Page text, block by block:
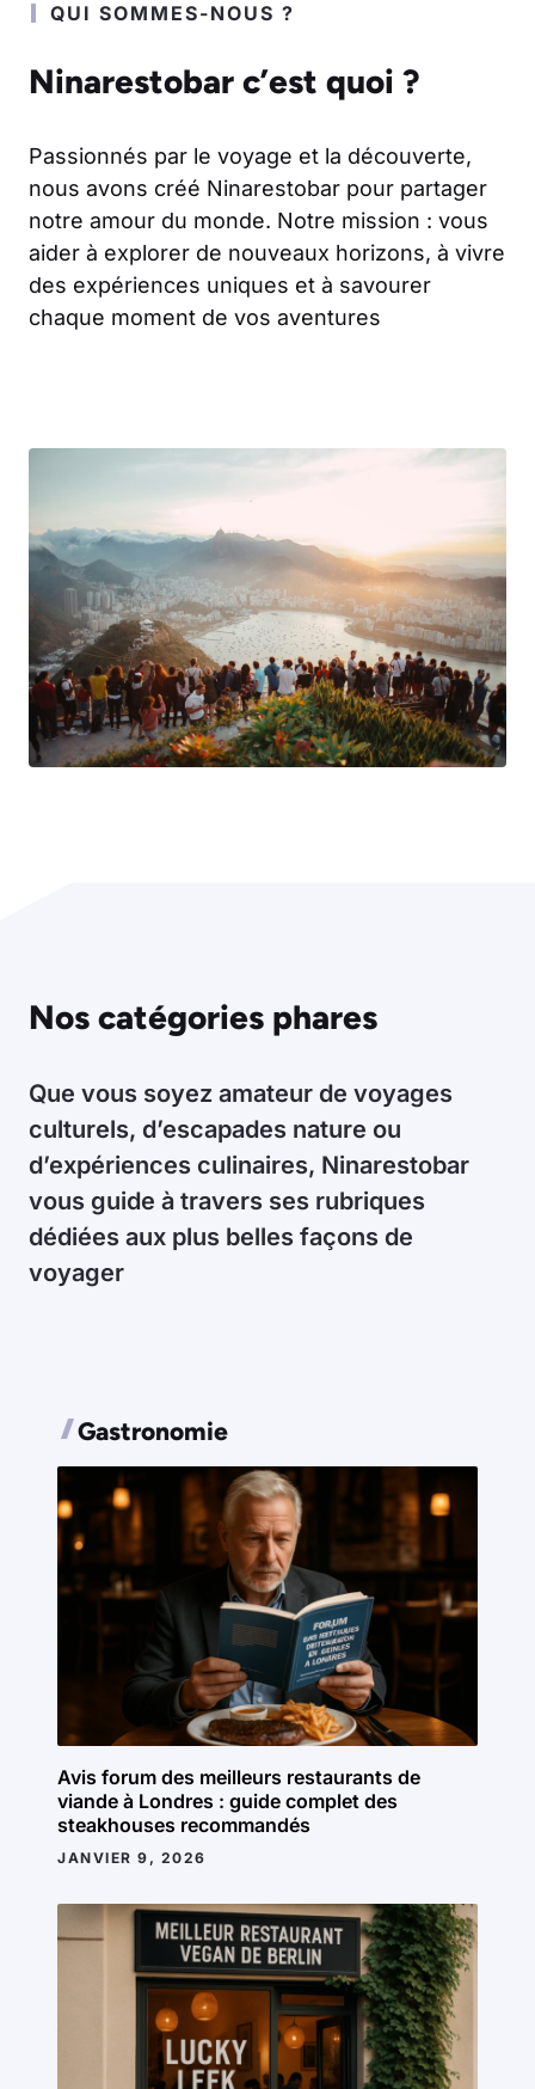
QUI SOMMES-NOUS ?
Ninarestobar c’est quoi ?
Passionnés par le voyage et la découverte,
nous avons créé Ninarestobar pour partager
notre amour du monde. Notre mission : vous
aider à explorer de nouveaux horizons, à vivre
des expériences uniques et à savourer
chaque moment de vos aventures
Nos catégories phares
Que vous soyez amateur de voyages
culturels, d’escapades nature ou
d’expériences culinaires, Ninarestobar
vous guide à travers ses rubriques
dédiées aux plus belles façons de
voyager
Gastronomie
Avis forum des meilleurs restaurants de
viande à Londres : guide complet des
steakhouses recommandés
JANVIER 9, 2026